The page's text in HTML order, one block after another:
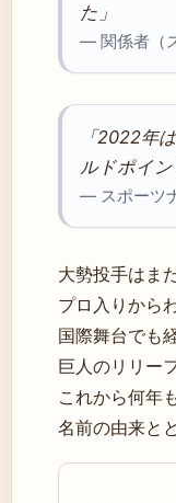
た」
— 関係者（
「2022年
ルドポイン
— スポーツ
大勢投手はま
プロ入りから
国際舞台でも
巨人のリリー
これから何年
名前の由来と